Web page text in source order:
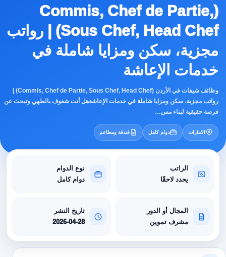
(Commis, Chef de Partie,
Sous Chef, Head Chef) | رواتب
مجزية، سكن ومزايا شاملة في
خدمات الإعاشة
وظائف شيفات في الأردن (Commis, Chef de Partie, Sous Chef, Head Chef) |
رواتب مجزية، سكن ومزايا شاملة في خدمات الإعاشةهل أنت شغوف بالطهي وتبحث عن
فرصة حقيقية لبناء مس…
الامارات دوام كامل فندقة ومطاعم
الراتب
يحدد لاحقًا
نوع الدوام
دوام كامل
المجال أو الدور
مشرف تموين
تاريخ النشر
2026-04-28